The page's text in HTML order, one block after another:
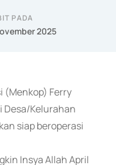
PADA
2025
(Menkop) Ferry
Desa/Kelurahan
siap beroperasi
Insya Allah April